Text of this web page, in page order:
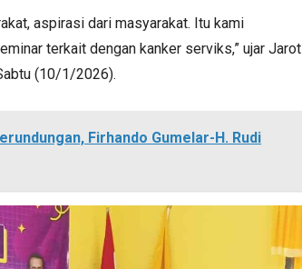
aspirasi dari masyarakat. Itu kami
terkait dengan kanker serviks,” ujar Jarot
(10/1/2026).
Firhando Gumelar-H. Rudi